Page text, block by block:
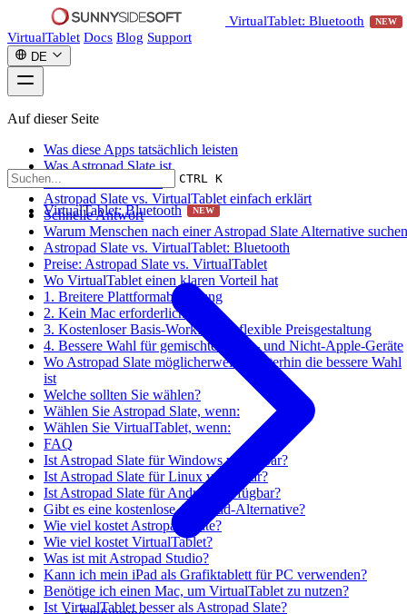
VirtualTablet: Bluetooth NEW
VirtualTablet Docs Blog Support
DE
CTRL K
VirtualTablet: Bluetooth NEW
Auf dieser Seite
Was diese Apps tatsächlich leisten
Was Astropad Slate ist
Was VirtualTablet ist
Astropad Slate vs. VirtualTablet einfach erklärt
Schnelle Antwort
Warum Menschen nach einer Astropad Slate Alternative suchen
Astropad Slate vs. VirtualTablet: Bluetooth
Preise: Astropad Slate vs. VirtualTablet
Wo VirtualTablet einen klaren Vorteil hat
1. Breitere Plattformabdeckung
2. Kein Mac erforderlich
3. Kostenloser Basis-Workflow + flexible Preisgestaltung
4. Bessere Wahl für gemischte Apple- und Nicht-Apple-Geräte
Wo Astropad Slate möglicherweise weiterhin die bessere Wahl
ist
Welche sollten Sie wählen?
Wählen Sie Astropad Slate, wenn:
Wählen Sie VirtualTablet, wenn:
FAQ
Ist Astropad Slate für Windows verfügbar?
Ist Astropad Slate für Linux verfügbar?
Ist Astropad Slate für Android verfügbar?
Gibt es eine kostenlose Astropad-Alternative?
Wie viel kostet Astropad Slate?
Wie viel kostet VirtualTablet?
Was ist mit Astropad Studio?
Kann ich mein iPad als Grafiktablett für PC verwenden?
Benötige ich einen Mac, um VirtualTablet zu nutzen?
Ist VirtualTablet besser als Astropad Slate?